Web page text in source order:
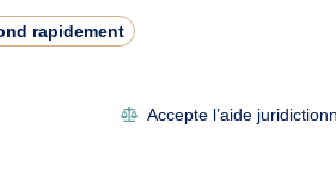
rapidement
Accepte l’aide